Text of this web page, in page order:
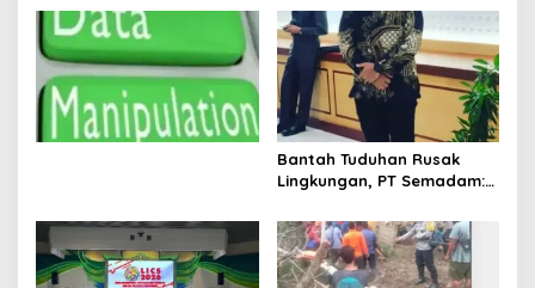
Datang Sesuka Hati, Dana
MBG Disalurkan ke Guru &
Pesantren
Nihil Murid Tapi Terima
Dana BOS & Paket Makan
Bergizi
Bantah Tuduhan Rusak
Lingkungan, PT Semadam:
Hormati Asas Praduga
Tidak Bersalah